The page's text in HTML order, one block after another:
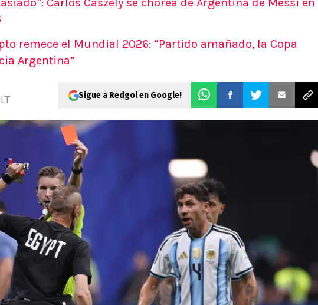
remece el Mundial 2026: “Partido amañado, la Copa
Argentina”
Sigue a Redgol en Google!